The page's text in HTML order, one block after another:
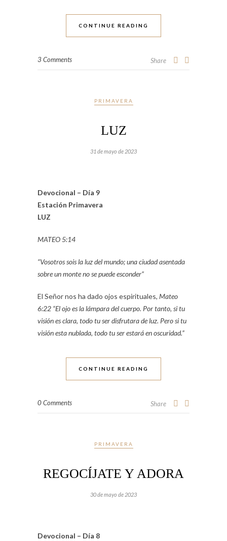
CONTINUE READING
3 Comments Share
PRIMAVERA
LUZ
31 de mayo de 2023
Devocional – Día 9
Estación Primavera
LUZ
MATEO 5:14
“Vosotros sois la luz del mundo; una ciudad asentada
sobre un monte no se puede esconder”
El Señor nos ha dado ojos espirituales, Mateo
6:22 “El ojo es la lámpara del cuerpo. Por tanto, si tu
visión es clara, todo tu ser disfrutara de luz. Pero si tu
visión esta nublada, todo tu ser estará en oscuridad.”
CONTINUE READING
0 Comments Share
PRIMAVERA
REGOCÍJATE Y ADORA
30 de mayo de 2023
Devocional – Día 8